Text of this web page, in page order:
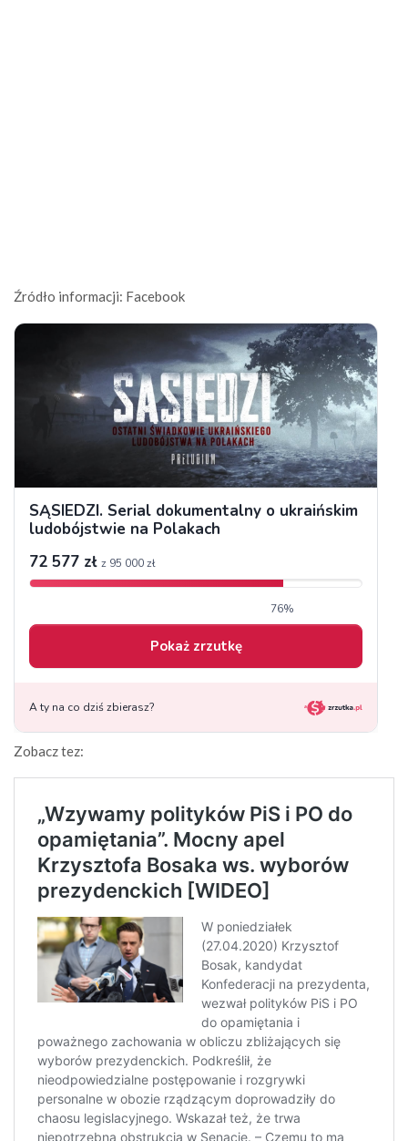
Źródło informacji: Facebook
Zobacz tez: